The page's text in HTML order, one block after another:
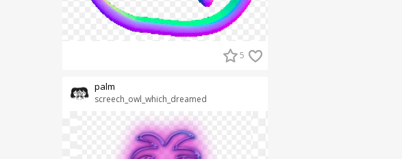
5
screech_owl_which_dreamed
palm